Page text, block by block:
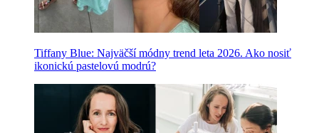
Tiffany Blue: Najväčší módny trend leta 2026. Ako nosiť
ikonickú pastelovú modrú?